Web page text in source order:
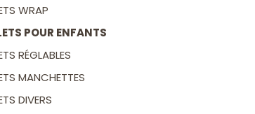
WRAP
POUR ENFANTS
RÉGLABLES
MANCHETTES
DIVERS